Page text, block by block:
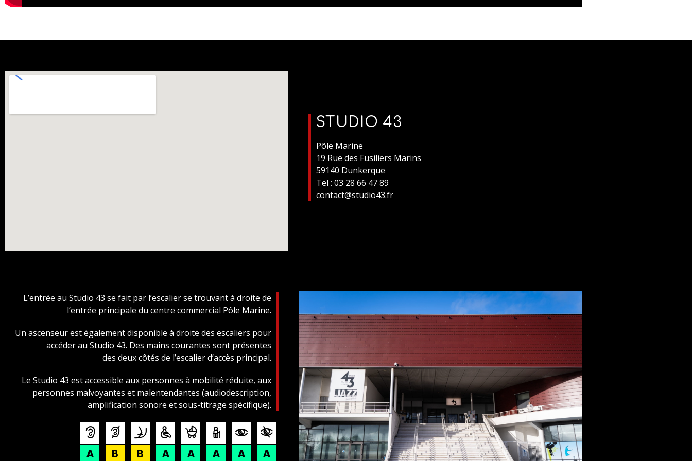
STUDIO 43
Pôle Marine
19 Rue des Fusiliers Marins
59140 Dunkerque
Tel : 03 28 66 47 89
contact@studio43.fr
L’entrée au Studio 43 se fait par l’escalier se trouvant à droite de
l’entrée principale du centre commercial Pôle Marine.
Un ascenseur est également disponible à droite des escaliers pour
accéder au Studio 43. Des mains courantes sont présentes
des deux côtés de l’escalier d’accès principal.
Le Studio 43 est accessible aux personnes à mobilité réduite, aux
personnes malvoyantes et malentendantes (audiodescription,
amplification sonore et sous-titrage spécifique).